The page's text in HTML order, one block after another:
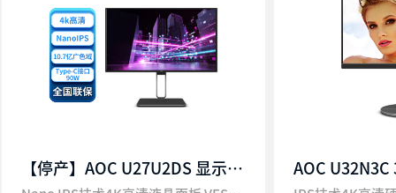
【停产】AOC U27U2DS 显示器 27英寸4K NanoIPS四边微边HDR400